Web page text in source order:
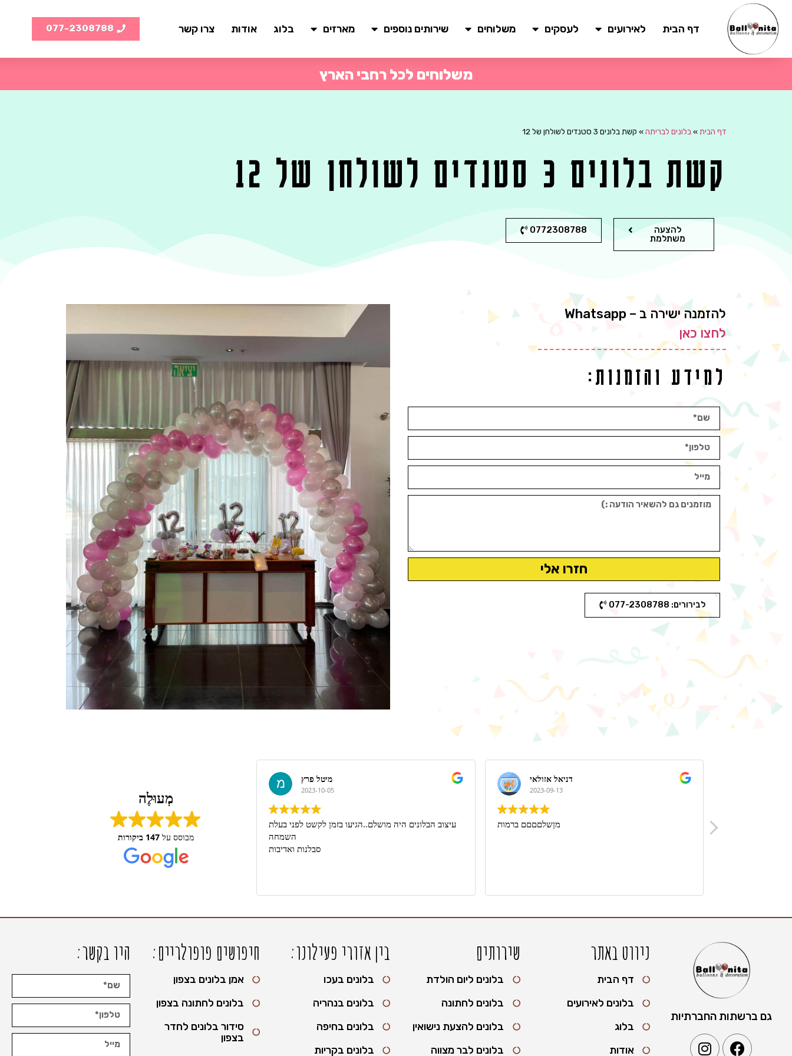
דף הבית לאירועים לעסקים משלוחים שירותים נוספים מארזים בלוג אודות צרו קשר 077-2308788
משלוחים לכל רחבי הארץ
דף הבית » בלונים לבריתה» קשת בלונים 3 סטנדים לשולחן של 12
קשת בלונים 3 סטנדים לשולחן של 12
להצעה
משתלמת
0772308788
להזמנה ישירה ב – Whatsapp
לחצו כאן
למידע והזמנות:
חזרו אלי
לבירורים: 077-2308788
מְעוּלֶה
מבוסס על 147 ביקורות
מיטל פרץ
2023-10-05
עיצוב הבלונים היה מושלם..הגיעו בזמן לקשט לפני בעלת
השמחה
סבלנות ואדיבות
דניאל אזולאי
2023-09-13
מןשלםםםם ברמות
גם ברשתות החברתיות
ניווט באתר
דף הבית
בלונים לאירועים
בלוג
אודות
שירותים
בלונים ליום הולדת
בלונים לחתונה
בלונים להצעת נישואין
בלונים לבר מצווה
בין אזורי פעילונו:
בלונים בעכו
בלונים בנהריה
בלונים בחיפה
בלונים בקריות
חיפושים פופולריים:
אמן בלונים בצפון
בלונים לחתונה בצפון
סידור בלונים לחדר
בצפון
היו בקשר: